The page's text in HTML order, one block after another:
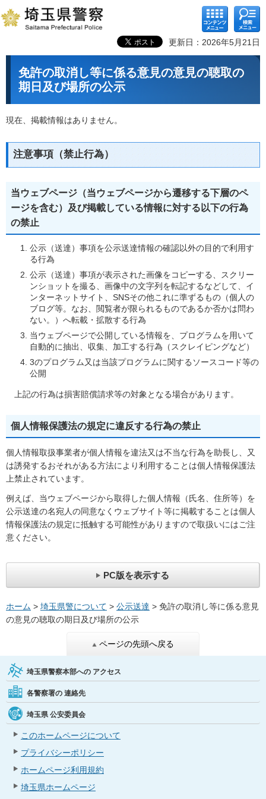
コンテ
ンツメ
ニュー
検索メ
ニュー
更新日：2026年5月21日
免許の取消し等に係る意見の意見の聴取の
期日及び場所の公示
現在、掲載情報はありません。
注意事項（禁止行為）
当ウェブページ（当ウェブページから遷移する下層のペ
ージを含む）及び掲載している情報に対する以下の行為
の禁止
公示（送達）事項を公示送達情報の確認以外の目的で利用す
る行為
公示（送達）事項が表示された画像をコピーする、スクリー
ンショットを撮る、画像中の文字列を転記するなどして、イ
ンターネットサイト、SNSその他これに準ずるもの（個人の
ブログ等。なお、閲覧者が限られるものであるか否かは問わ
ない。）へ転載・拡散する行為
当ウェブページで公開している情報を、プログラムを用いて
自動的に抽出、収集、加工する行為（スクレイピングなど）
3のプログラム又は当該プログラムに関するソースコード等の
公開
上記の行為は損害賠償請求等の対象となる場合があります。
個人情報保護法の規定に違反する行為の禁止
個人情報取扱事業者が個人情報を違法又は不当な行為を助長し、又
は誘発するおそれがある方法により利用することは個人情報保護法
上禁止されています。
例えば、当ウェブページから取得した個人情報（氏名、住所等）を
公示送達の名宛人の同意なくウェブサイト等に掲載することは個人
情報保護法の規定に抵触する可能性がありますので取扱いにはご注
意ください。
PC版を表示する
ホーム > 埼玉県警について > 公示送達 > 免許の取消し等に係る意見
の意見の聴取の期日及び場所の公示
ページの先頭へ戻る
埼玉県警察本部への アクセス
各警察署の 連絡先
埼玉県 公安委員会
このホームページについて
プライバシーポリシー
ホームページ利用規約
埼玉県ホームページ